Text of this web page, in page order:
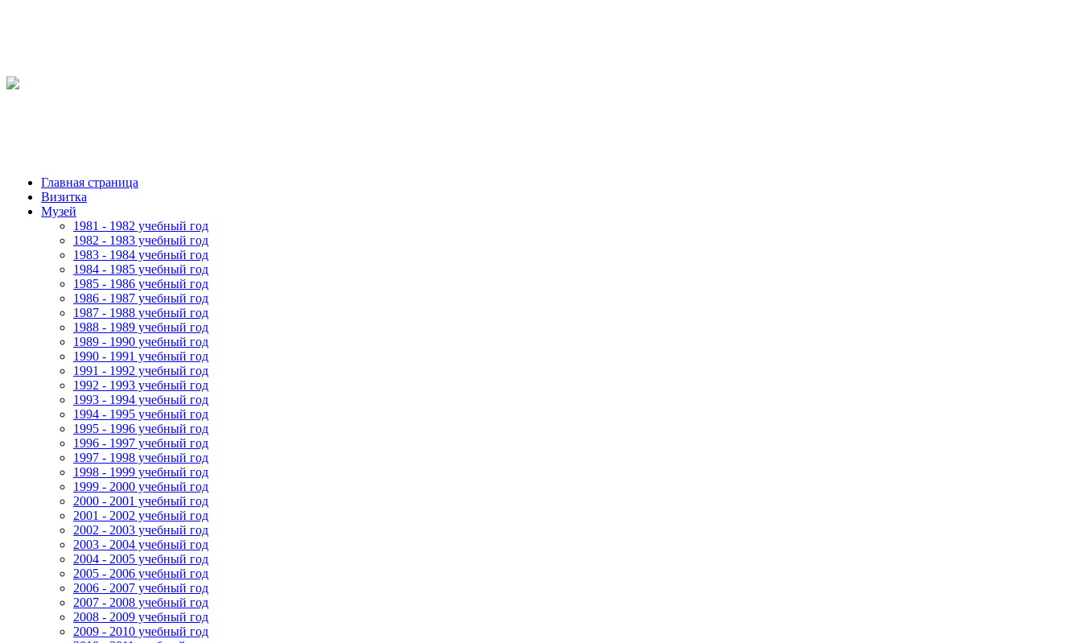
Главная страница
Визитка
Музей
1981 - 1982 учебный год
1982 - 1983 учебный год
1983 - 1984 учебный год
1984 - 1985 учебный год
1985 - 1986 учебный год
1986 - 1987 учебный год
1987 - 1988 учебный год
1988 - 1989 учебный год
1989 - 1990 учебный год
1990 - 1991 учебный год
1991 - 1992 учебный год
1992 - 1993 учебный год
1993 - 1994 учебный год
1994 - 1995 учебный год
1995 - 1996 учебный год
1996 - 1997 учебный год
1997 - 1998 учебный год
1998 - 1999 учебный год
1999 - 2000 учебный год
2000 - 2001 учебный год
2001 - 2002 учебный год
2002 - 2003 учебный год
2003 - 2004 учебный год
2004 - 2005 учебный год
2005 - 2006 учебный год
2006 - 2007 учебный год
2007 - 2008 учебный год
2008 - 2009 учебный год
2009 - 2010 учебный год